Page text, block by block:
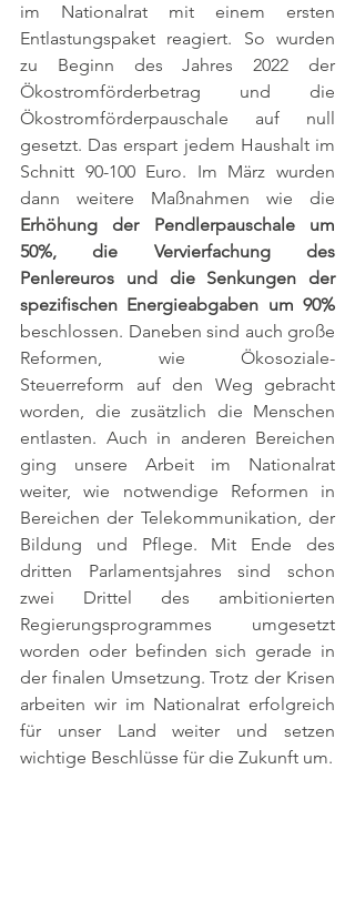
im Nationalrat mit einem ersten
Entlastungspaket reagiert. So wurden
zu Beginn des Jahres 2022 der
Ökostromförderbetrag und die
Ökostromförderpauschale auf null
gesetzt. Das erspart jedem Haushalt im
Schnitt 90-100 Euro. Im März wurden
Erhöhung der Pendlerpauschale um
50%, die Vervierfachung des
Penlereuros und die Senkungen der
beschlossen. Daneben sind auch große
Reformen, wie Ökosoziale-
Steuerreform auf den Weg gebracht
worden, die zusätzlich die Menschen
entlasten. Auch in anderen Bereichen
ging unsere Arbeit im Nationalrat
weiter, wie notwendige Reformen in
Bereichen der Telekommunikation, der
Bildung und Pflege. Mit Ende des
dritten Parlamentsjahres sind schon
zwei Drittel des ambitionierten
Regierungsprogrammes umgesetzt
worden oder befinden sich gerade in
der finalen Umsetzung. Trotz der Krisen
arbeiten wir im Nationalrat erfolgreich
für unser Land weiter und setzen